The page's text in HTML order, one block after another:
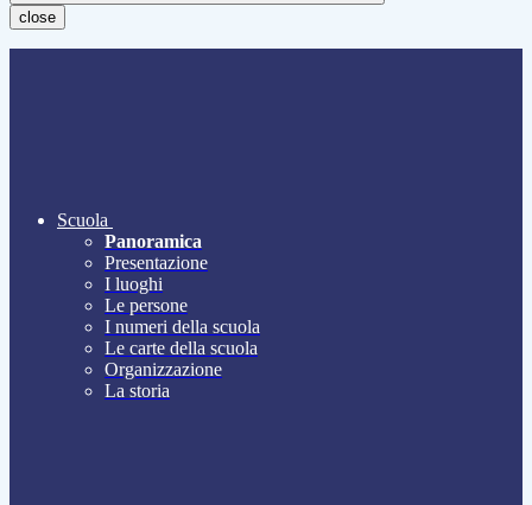
close
Scuola
Panoramica
Presentazione
I luoghi
Le persone
I numeri della scuola
Le carte della scuola
Organizzazione
La storia